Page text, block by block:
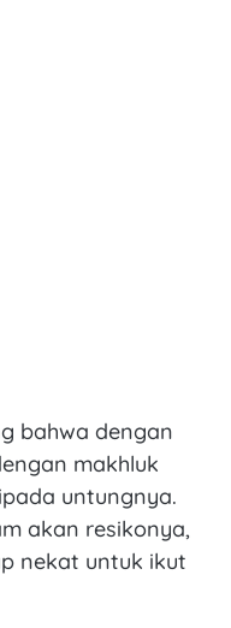
bahwa dengan
makhluk
untungnya.
akan resikonya,
nekat untuk ikut